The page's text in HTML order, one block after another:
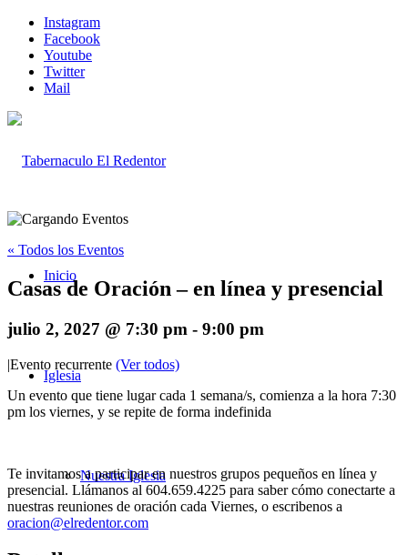
Instagram
Facebook
Youtube
Twitter
Mail
Inicio
Iglesia
Nuestra Iglesia
« Todos los Eventos
Casas de Oración – en línea y presencial
julio 2, 2027 @ 7:30 pm - 9:00 pm
|Evento recurrente (Ver todos)
Un evento que tiene lugar cada 1 semana/s, comienza a la hora 7:30
pm los viernes, y se repite de forma indefinida
Te invitamos a participar en nuestros grupos pequeños en línea y
presencial. Llámanos al 604.659.4225 para saber cómo conectarte a
nuestras reuniones de oración cada Viernes, o escribenos a
oracion@elredentor.com